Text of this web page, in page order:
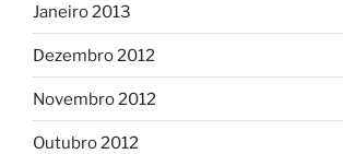
Janeiro 2013
Dezembro 2012
Novembro 2012
Outubro 2012